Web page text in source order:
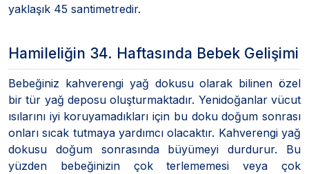
yaklaşık 45 santimetredir.
Hamileliğin 34. Haftasında Bebek Gelişimi
Bebeğiniz kahverengi yağ dokusu olarak bilinen özel
bir tür yağ deposu oluşturmaktadır. Yenidoğanlar vücut
ısılarını iyi koruyamadıkları için bu doku doğum sonrası
onları sıcak tutmaya yardımcı olacaktır. Kahverengi yağ
dokusu doğum sonrasında büyümeyi durdurur. Bu
yüzden bebeğinizin çok terlememesi veya çok